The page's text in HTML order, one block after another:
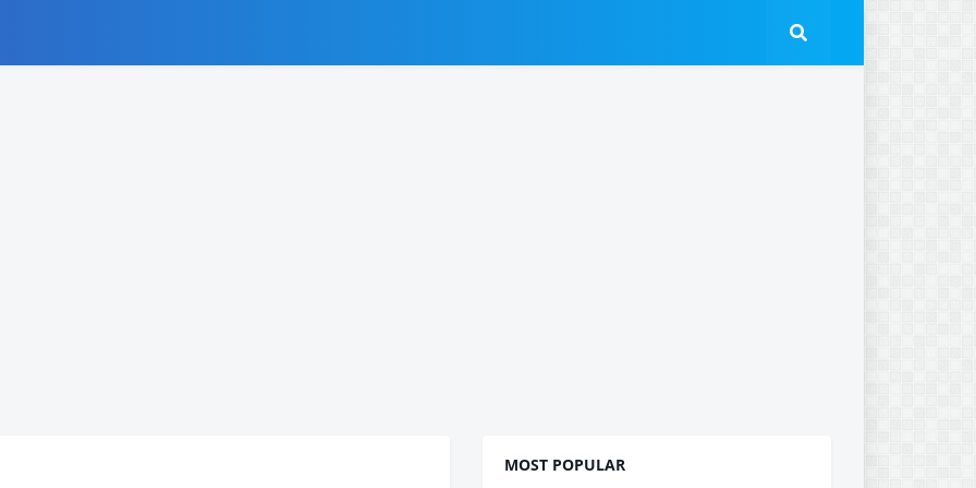
MOST POPULAR